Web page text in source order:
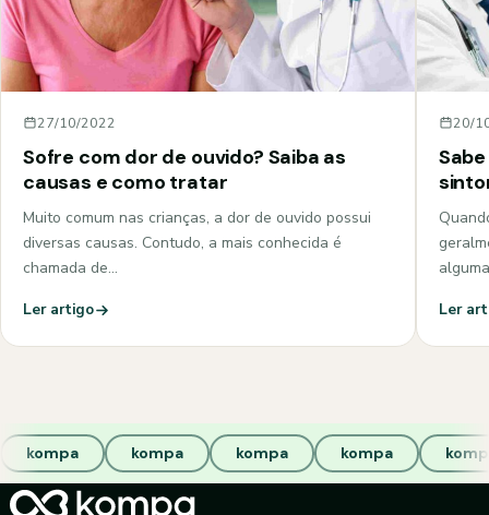
27/10/2022
Sofre com dor de ouvido? Saiba as
causas e como tratar
Muito comum nas crianças, a dor de ouvido possui
diversas causas. Contudo, a mais conhecida é
chamada de…
Ler artigo
20/
Ler
kompa kompa kompa kompa